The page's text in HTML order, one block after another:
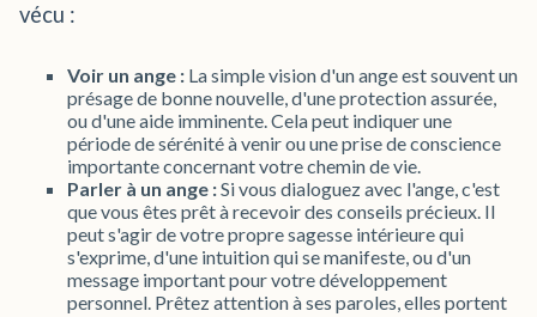
vécu :
Voir un ange : La simple vision d'un ange est souvent un
présage de bonne nouvelle, d'une protection assurée,
ou d'une aide imminente. Cela peut indiquer une
période de sérénité à venir ou une prise de conscience
importante concernant votre chemin de vie.
Parler à un ange :Si vous dialoguez avec l'ange, c'est
que vous êtes prêt à recevoir des conseils précieux. Il
peut s'agir de votre propre sagesse intérieure qui
s'exprime, d'une intuition qui se manifeste, ou d'un
message important pour votre développement
personnel. Prêtez attention à ses paroles, elles portent